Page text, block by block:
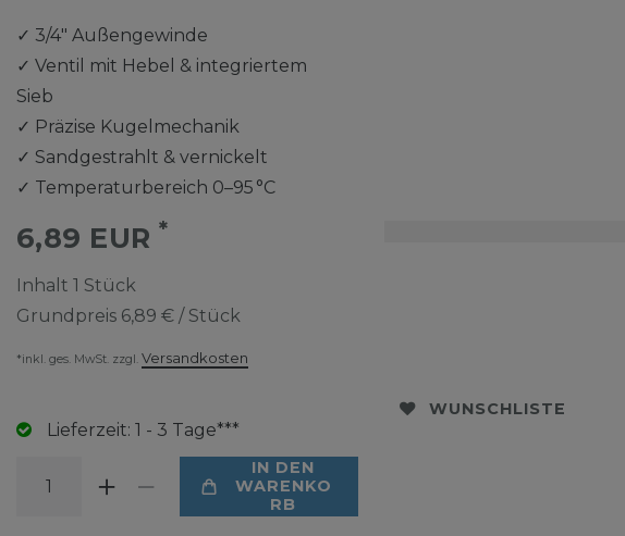
✓ 3/4" Außengewinde
✓ Ventil mit Hebel & integriertem
Sieb
✓ Präzise Kugelmechanik
✓ Sandgestrahlt & vernickelt
✓ Temperaturbereich 0–95 °C
6,89 EUR*
Inhalt 1 Stück
Grundpreis 6,89 € / Stück
*inkl. ges. MwSt. zzgl. Versandkosten
Lieferzeit: 1 - 3 Tage***
IN DEN
WARENKO
RB
WUNSCHLISTE